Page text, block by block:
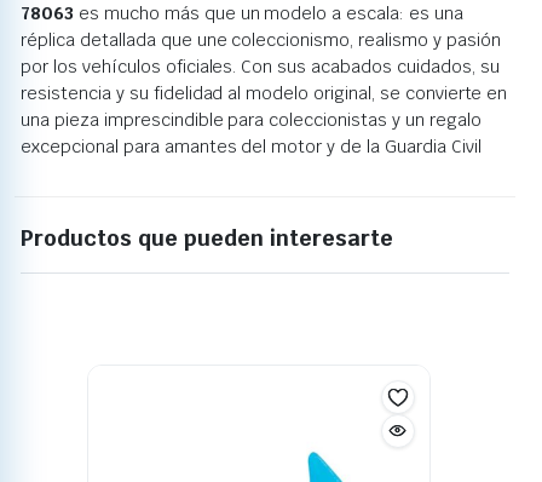
78063 es mucho más que un modelo a escala: es una
réplica detallada que une coleccionismo, realismo y pasión
por los vehículos oficiales. Con sus acabados cuidados, su
resistencia y su fidelidad al modelo original, se convierte en
una pieza imprescindible para coleccionistas y un regalo
excepcional para amantes del motor y de la Guardia Civil
Productos que pueden interesarte